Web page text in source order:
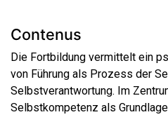
Contenus
Die Fortbildung vermittelt ein
von Führung als Prozess der
Selbstverantwortung. Im
Selbstkompetenz als